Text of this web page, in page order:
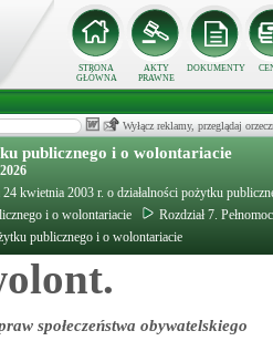
STRONA
GŁÓWNA
AKTY
PRAWNE
DOKUMENTY
Wyłącz reklamy, przeglądaj
publicznego i o wolontariacie
kwietnia 2003 r. o działalności pożytku
i o wolontariacie
Rozdział 7.
publicznego i o wolontariacie
społeczeństwa obywatelskiego